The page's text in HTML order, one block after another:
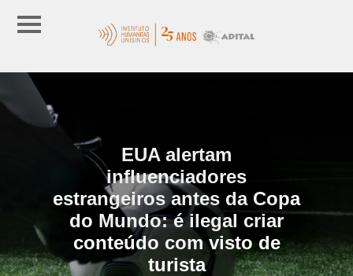
EUA alertam
influenciadores
estrangeiros antes da Copa
do Mundo: é ilegal criar
conteúdo com visto de
turista